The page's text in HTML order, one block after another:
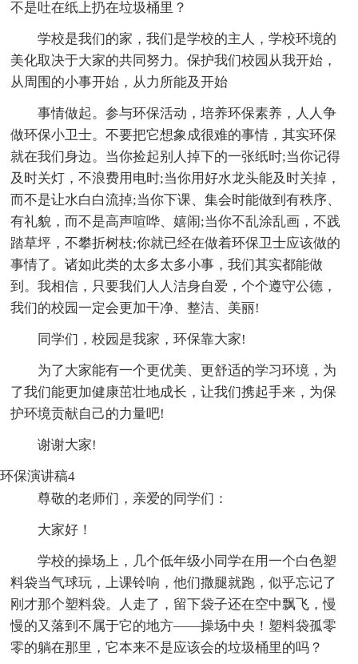
不是吐在纸上扔在垃圾桶里？
学校是我们的家，我们是学校的主人，学校环境的
美化取决于大家的共同努力。保护我们校园从我开始，
从周围的小事开始，从力所能及开始
事情做起。参与环保活动，培养环保素养，人人争
做环保小卫士。不要把它想象成很难的事情，其实环保
就在我们身边。当你捡起别人掉下的一张纸时;当你记得
及时关灯，不浪费用电时;当你用好水龙头能及时关掉，
而不是让水白白流掉;当你下课、集会时能做到有秩序、
有礼貌，而不是高声喧哗、嬉闹;当你不乱涂乱画，不践
踏草坪，不攀折树枝;你就已经在做着环保卫士应该做的
事情了。诸如此类的太多太多小事，我们其实都能做
到。我相信，只要我们人人洁身自爱，个个遵守公德，
我们的校园一定会更加干净、整洁、美丽!
同学们，校园是我家，环保靠大家!
为了大家能有一个更优美、更舒适的学习环境，为
了我们能更加健康茁壮地成长，让我们携起手来，为保
护环境贡献自己的力量吧!
谢谢大家!
环保演讲稿4
尊敬的老师们，亲爱的同学们：
大家好！
学校的操场上，几个低年级小同学在用一个白色塑
料袋当气球玩，上课铃响，他们撒腿就跑，似乎忘记了
刚才那个塑料袋。人走了，留下袋子还在空中飘飞，慢
慢的又落到不属于它的地方——操场中央！塑料袋孤零
零的躺在那里，它本来不是应该会的垃圾桶里的吗？